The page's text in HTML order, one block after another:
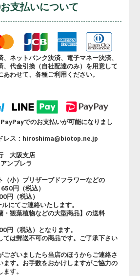
お支払いについて
ネットバンク決済、電子マネー決済、
、代金引換（自社配達のみ）を用意して
わせて、各種ご利用ください。
でのお支払いが可能になりまし
レス：hiroshima@biotop.ne.jp
大阪支店
ンブレラ
（小）プリザーブドフラワーなどの
円（税込）
円（税込）
にてご連絡いたします。
観葉植物などの大型商品】の送料
円（税込）となります。
ては郵送不可の商品です。ご了承下さい
ございましたら当店のほうからご連絡さ
ます。お手数をおかけしますがご協力の
す。